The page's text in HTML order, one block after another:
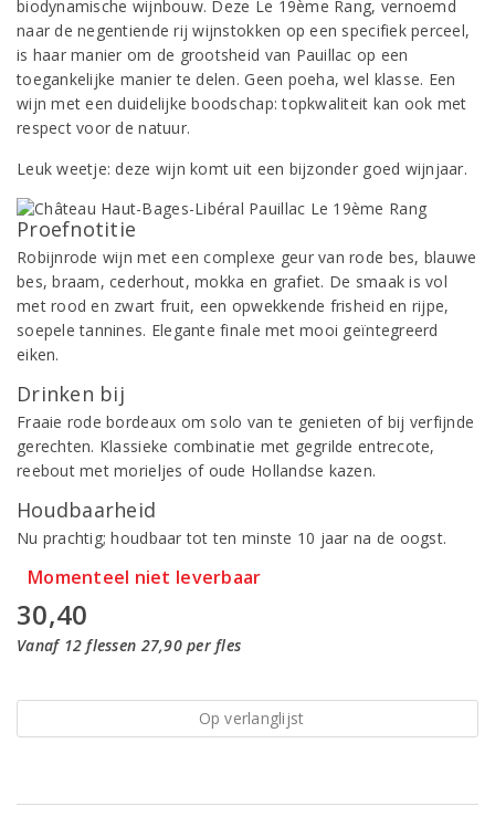
biodynamische wijnbouw. Deze Le 19ème Rang, vernoemd
naar de negentiende rij wijnstokken op een specifiek perceel,
is haar manier om de grootsheid van Pauillac op een
toegankelijke manier te delen. Geen poeha, wel klasse. Een
wijn met een duidelijke boodschap: topkwaliteit kan ook met
respect voor de natuur.
Leuk weetje: deze wijn komt uit een bijzonder goed wijnjaar.
Proefnotitie
Robijnrode wijn met een complexe geur van rode bes, blauwe
bes, braam, cederhout, mokka en grafiet. De smaak is vol
met rood en zwart fruit, een opwekkende frisheid en rijpe,
soepele tannines. Elegante finale met mooi geïntegreerd
eiken.
Drinken bij
Fraaie rode bordeaux om solo van te genieten of bij verfijnde
gerechten. Klassieke combinatie met gegrilde entrecote,
reebout met morieljes of oude Hollandse kazen.
Houdbaarheid
Nu prachtig; houdbaar tot ten minste 10 jaar na de oogst.
Momenteel niet leverbaar
30,40
Vanaf 12 flessen 27,90 per fles
Op verlanglijst